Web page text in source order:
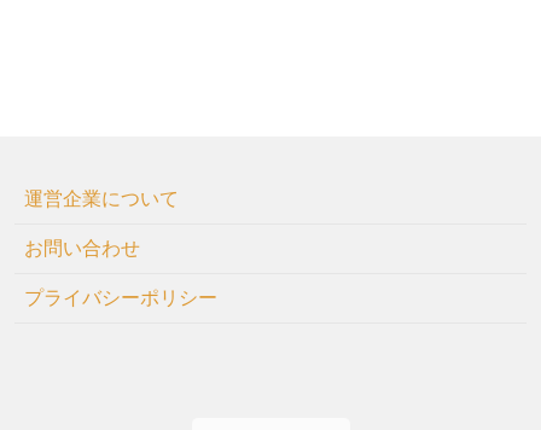
運営企業について
お問い合わせ
プライバシーポリシー